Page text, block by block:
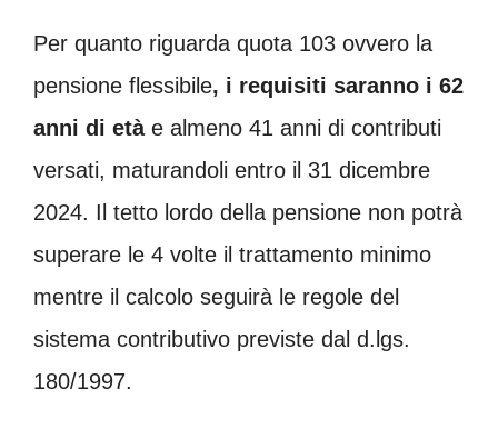
Per quanto riguarda quota 103 ovvero la
pensione flessibile, i requisiti saranno i 62
anni di etàe almeno 41 anni di contributi
versati, maturandoli entro il 31 dicembre
2024. Il tetto lordo della pensione non potrà
superare le 4 volte il trattamento minimo
mentre il calcolo seguirà le regole del
sistema contributivo previste dal d.lgs.
180/1997.